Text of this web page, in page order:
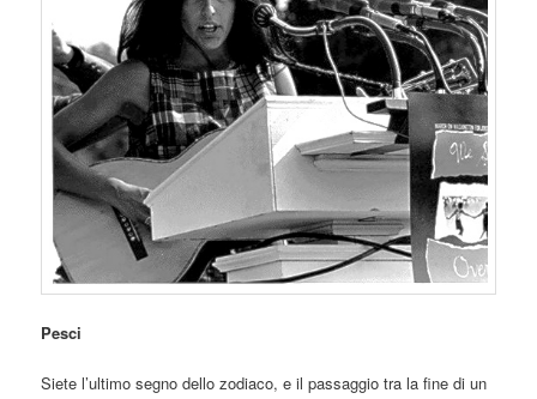
Pesci
Siete l’ultimo segno dello zodiaco, e il passaggio tra la fine di un